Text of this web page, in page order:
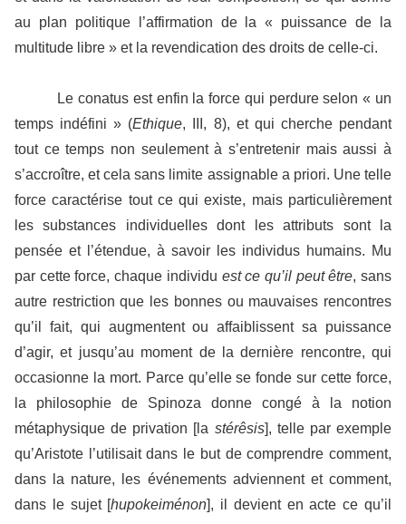
au plan politique l’affirmation de la « puissance de la
multitude libre » et la revendication des droits de celle-ci.
Le conatus est enfin la force qui perdure selon « un
temps indéfini » (Ethique, III, 8), et qui cherche pendant
tout ce temps non seulement à s’entretenir mais aussi à
s’accroître, et cela sans limite assignable a priori. Une telle
force caractérise tout ce qui existe, mais particulièrement
les substances individuelles dont les attributs sont la
pensée et l’étendue, à savoir les individus humains. Mu
par cette force, chaque individu est ce qu’il peut être, sans
autre restriction que les bonnes ou mauvaises rencontres
qu’il fait, qui augmentent ou affaiblissent sa puissance
d’agir, et jusqu’au moment de la dernière rencontre, qui
occasionne la mort. Parce qu’elle se fonde sur cette force,
la philosophie de Spinoza donne congé à la notion
métaphysique de privation [la stérêsis], telle par exemple
qu’Aristote l’utilisait dans le but de comprendre comment,
dans la nature, les événements adviennent et comment,
dans le sujet [hupokeiménon], il devient en acte ce qu’il